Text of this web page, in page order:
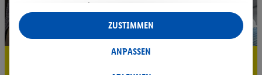
auch durch Partner (u.a.
Verantwortliche; im Zusammenhang mit dem IAB TCF
insgesamt
Statistik-Erstellung oder für personalisierte Werbung
ANPASSEN
ZUSTIMMEN